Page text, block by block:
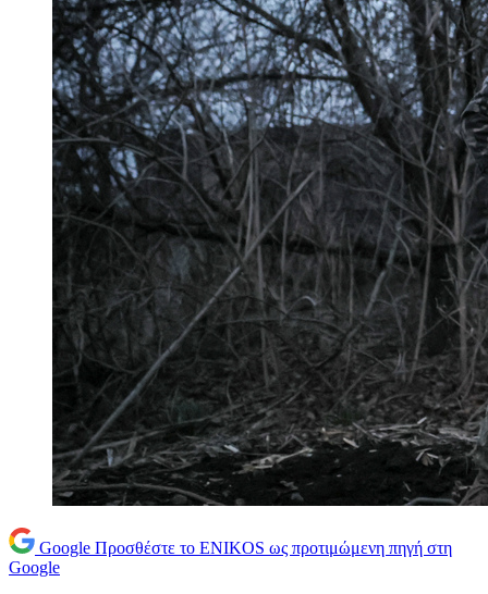
Google Προσθέστε το ENIKOS ως προτιμώμενη πηγή στη
Google